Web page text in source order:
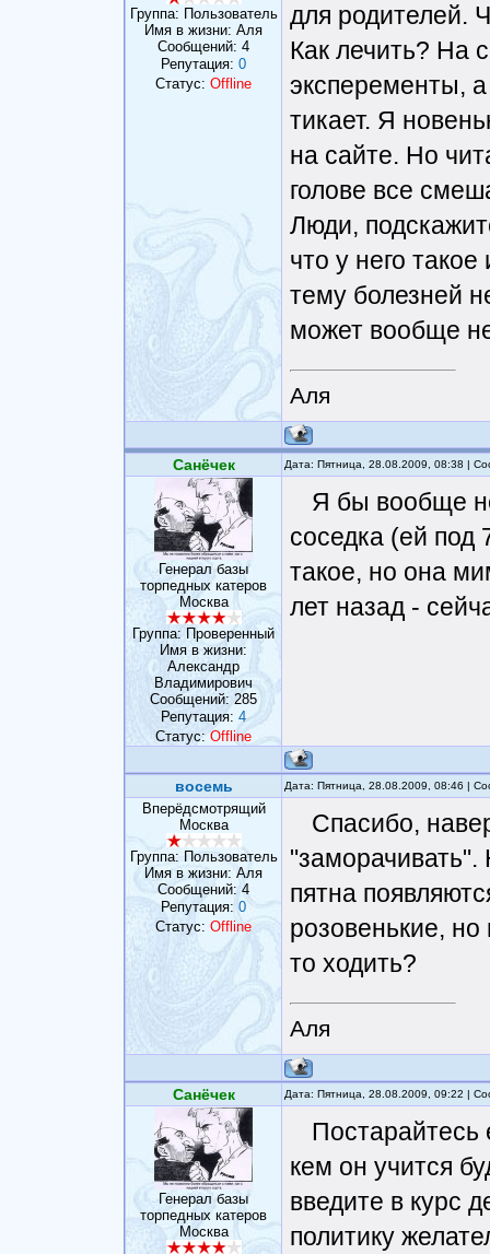
Группа: Пользователь
Имя в жизни: Аля
Сообщений: 4
Репутация: 0
Статус: Offline
для родителей.
Как лечить? На
эксперементы,
тикает. Я
на сайте. Но
голове все
Люди,
что у него
тему болезней
может вообще
Аля
Санёчек Дата: Пятница, 28.08.2009, 08:38 |
Генерал базы
торпедных катеров
Москва
Группа: Проверенный
Имя в жизни:
Александр
Владимирович
Сообщений: 285
Репутация: 4
Статус:Offline
Я бы вообще
соседка (ей под
такое, но она
лет назад -
восемь Дата: Пятница, 28.08.2009, 08:46 |
Вперёдсмотрящий
Москва
Группа: Пользователь
Имя в жизни: Аля
Сообщений: 4
Репутация: 0
Статус: Offline
Спасибо,
пятна
розовенькие, но
то ходить?
Аля
Санёчек Дата: Пятница, 28.08.2009, 09:22 |
Генерал базы
торпедных катеров
Москва
Постарайтесь
кем он учится
введите в курс
политику